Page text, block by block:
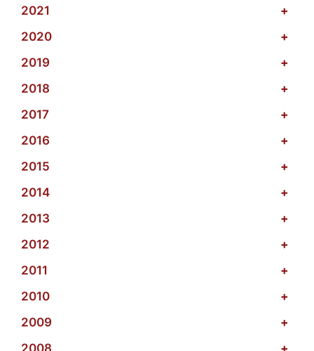
2021
+
2020
+
2019
+
2018
+
2017
+
2016
+
2015
+
2014
+
2013
+
2012
+
2011
+
2010
+
2009
+